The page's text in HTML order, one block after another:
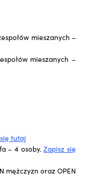
mieszanych –
mieszanych –
tutaj
– 4 osoby.Zapisz się
mężczyzn oraz OPEN